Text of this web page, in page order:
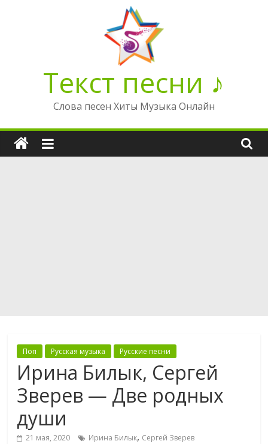
Текст песни ♪
Слова песен Хиты Музыка Онлайн
Поп Русская музыка Русские песни
Ирина Билык, Сергей
Зверев — Две родных
души
21 мая, 2020 Ирина Билык, Сергей Зверев